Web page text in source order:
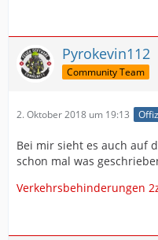
Gruß
Pyrokevin112
Community Team
2. Oktober 2018 um 19:13
Bei mir sieht es auch auf
schon mal was
Verkehrsbehinderungen